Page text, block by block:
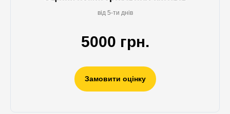
від 5-ти днів
5000 грн.
Замовити оцінку